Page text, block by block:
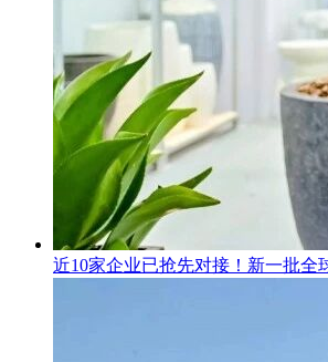
近10家企业已抢先对接！新一批全